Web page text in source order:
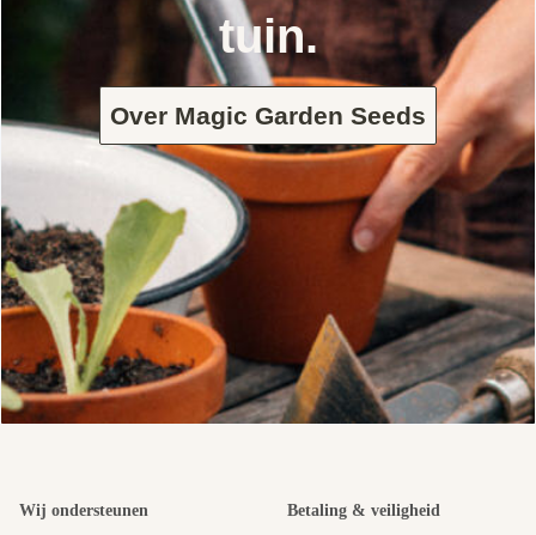
tuin.
Over Magic Garden Seeds
Wij ondersteunen Betaling & veiligheid